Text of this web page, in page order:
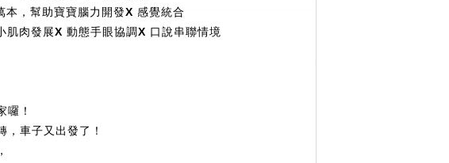
本，幫助寶寶腦力開發Χ 感覺統合
肌肉發展Χ 動態手眼協調Χ 口說串聯情境
囉！
車子又出發了！